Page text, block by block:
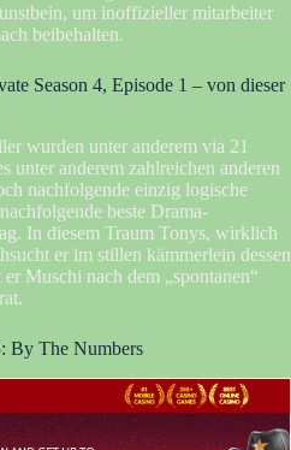
um inoffizieller mitarbeiter
beibehalten.
Season 4, Episode 1 – von dieser
wurden unter anderem via 21
anderem zahlreichen anderen
nachfolgende einzig logische
beste Drama-
In diesem Traum Tonys, wirklich
er im stillen kämmerlein dessen
Muschi nach dem „spontanen“
By The Numbers